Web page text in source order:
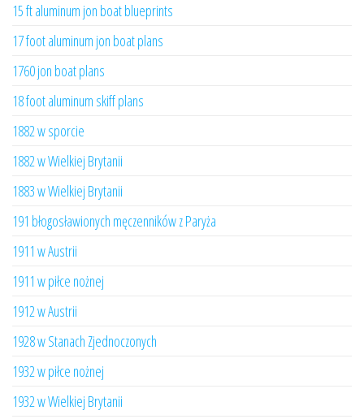
15 ft aluminum jon boat blueprints
17 foot aluminum jon boat plans
1760 jon boat plans
18 foot aluminum skiff plans
1882 w sporcie
1882 w Wielkiej Brytanii
1883 w Wielkiej Brytanii
191 błogosławionych męczenników z Paryża
1911 w Austrii
1911 w piłce nożnej
1912 w Austrii
1928 w Stanach Zjednoczonych
1932 w piłce nożnej
1932 w Wielkiej Brytanii